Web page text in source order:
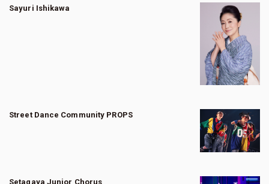
Sayuri Ishikawa
Street Dance Community PROPS
Setagaya Junior Chorus